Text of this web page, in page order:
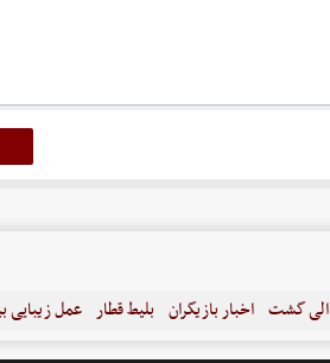
الی گشت اخبار بازیگران بلیط قطار عمل زیبایی